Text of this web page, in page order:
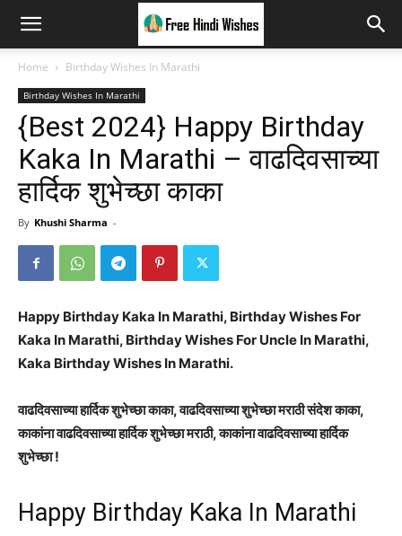
Home Birthday Wishes In Marathi
Birthday Wishes In Marathi
{Best 2024} Happy Birthday
Kaka In Marathi – वाढदिवसाच्या
हार्दिक शुभेच्छा काका
By Khushi Sharma -
Happy Birthday Kaka In Marathi, Birthday Wishes For
Kaka In Marathi, Birthday Wishes For Uncle In Marathi,
Kaka Birthday Wishes In Marathi.
वाढदिवसाच्या हार्दिक शुभेच्छा काका, वाढदिवसाच्या शुभेच्छा मराठी संदेश काका,
काकांना वाढदिवसाच्या हार्दिक शुभेच्छा मराठी, काकांना वाढदिवसाच्या हार्दिक
शुभेच्छा !
Happy Birthday Kaka In Marathi